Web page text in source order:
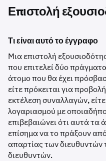
Επιστολή
Τι είναι αυτό το έγγραφο
Μια επιστολή
που επιτελεί δύο
άτομο που θα έχει
είτε πρόκειται για
εκτέλεση συναλλαγών, είτε
λογαριασμού με
επιβεβαιώνει ότι αυτά τα
επίσημα να το πράξουν
απαρτίας των διευθυντών
διευθυντών.